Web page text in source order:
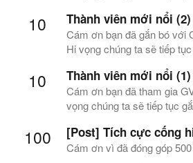
10 Thành viên mới nổi (2)
Cám ơn bạn đã gắn bó với
Hi vọng chúng ta sẽ tiếp
10 Thành viên mới nổi (1)
Cám ơn bạn đã tham gia
vọng chúng ta sẽ tiếp tục
100 [Post] Tích cực cống
Cám ơn vì đã đóng góp